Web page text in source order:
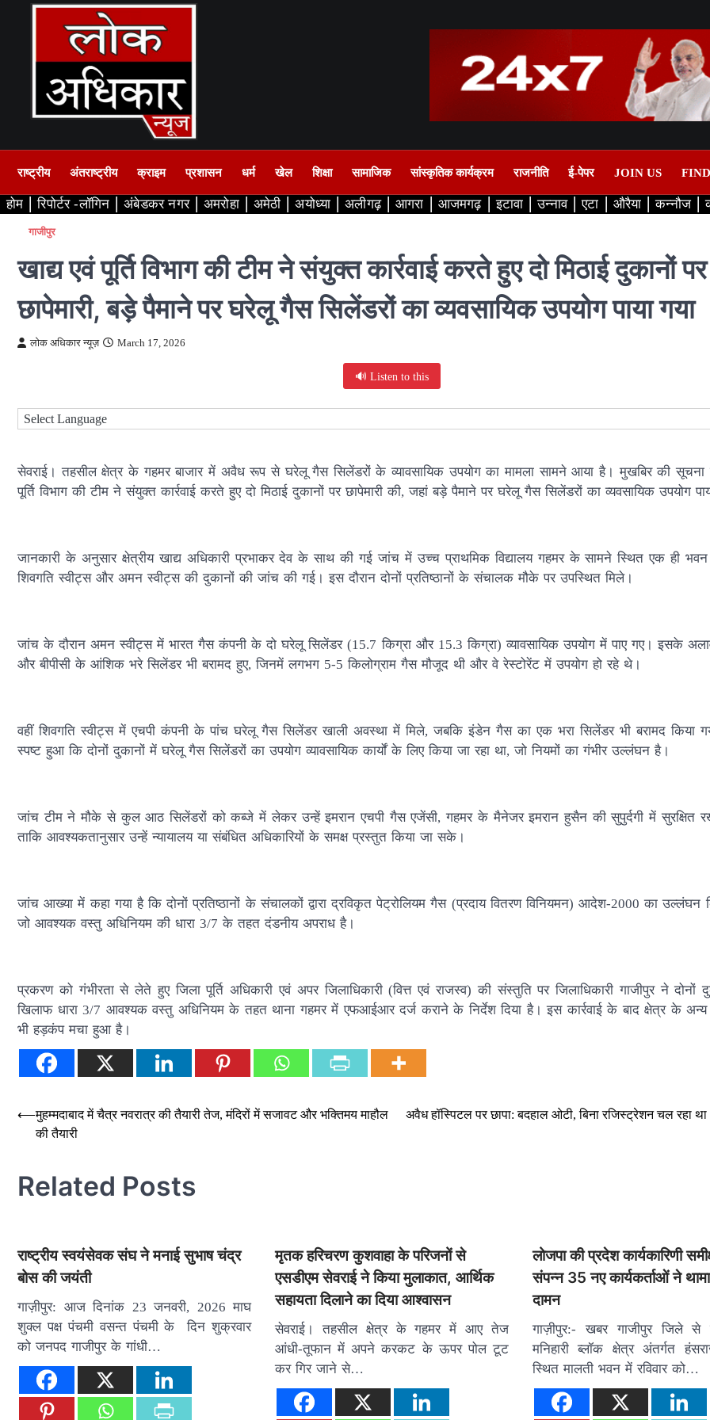
राष्ट्रीय अंतराष्ट्रीय क्राइम प्रशासन धर्म खेल शिक्षा सामाजिक सांस्कृतिक कार्यक्रम राजनीति ई-पेपर JOIN US
होम रिपोर्टर -लॉगिन अंबेडकर नगर अमरोहा अमेठी अयोध्या अलीगढ़ आगरा आजमगढ़ इटावा उन्नाव एटा औरैया कन्नौज
गाजीपुर
खाद्य एवं पूर्ति विभाग की टीम ने संयुक्त कार्रवाई करते हुए दो मिठाई दुकानों
छापेमारी, बड़े पैमाने पर घरेलू गैस सिलेंडरों का व्यवसायिक उपयोग पाया गया
लोक अधिकार न्यूज़ March 17, 2026
🔊 Listen to this
सेवराई। तहसील क्षेत्र के गहमर बाजार में अवैध रूप से घरेलू गैस सिलेंडरों के व्यावसायिक उपयोग का मामला सामने आया है। मुखबिर की सूचना
पूर्ति विभाग की टीम ने संयुक्त कार्रवाई करते हुए दो मिठाई दुकानों पर छापेमारी की, जहां बड़े पैमाने पर घरेलू गैस सिलेंडरों का व्यवसायिक उपयोग
जानकारी के अनुसार क्षेत्रीय खाद्य अधिकारी प्रभाकर देव के साथ की गई जांच में उच्च प्राथमिक विद्यालय गहमर के सामने स्थित एक ही
शिवगति स्वीट्स और अमन स्वीट्स की दुकानों की जांच की गई। इस दौरान दोनों प्रतिष्ठानों के संचालक मौके पर उपस्थित मिले।
जांच के दौरान अमन स्वीट्स में भारत गैस कंपनी के दो घरेलू सिलेंडर (15.7 किग्रा और 15.3 किग्रा) व्यावसायिक उपयोग में पाए गए। इसके
और बीपीसी के आंशिक भरे सिलेंडर भी बरामद हुए, जिनमें लगभग 5-5 किलोग्राम गैस मौजूद थी और वे रेस्टोरेंट में उपयोग हो रहे थे।
वहीं शिवगति स्वीट्स में एचपी कंपनी के पांच घरेलू गैस सिलेंडर खाली अवस्था में मिले, जबकि इंडेन गैस का एक भरा सिलेंडर भी बरामद किया
स्पष्ट हुआ कि दोनों दुकानों में घरेलू गैस सिलेंडरों का उपयोग व्यावसायिक कार्यों के लिए किया जा रहा था, जो नियमों का गंभीर उल्लंघन है।
जांच टीम ने मौके से कुल आठ सिलेंडरों को कब्जे में लेकर उन्हें इमरान एचपी गैस एजेंसी, गहमर के मैनेजर इमरान हुसैन की सुपुर्दगी में सुरक्षित
ताकि आवश्यकतानुसार उन्हें न्यायालय या संबंधित अधिकारियों के समक्ष प्रस्तुत किया जा सके।
जांच आख्या में कहा गया है कि दोनों प्रतिष्ठानों के संचालकों द्वारा द्रविकृत पेट्रोलियम गैस (प्रदाय वितरण विनियमन) आदेश-2000 का उल्लंघन
जो आवश्यक वस्तु अधिनियम की धारा 3/7 के तहत दंडनीय अपराध है।
प्रकरण को गंभीरता से लेते हुए जिला पूर्ति अधिकारी एवं अपर जिलाधिकारी (वित्त एवं राजस्व) की संस्तुति पर जिलाधिकारी गाजीपुर ने दोनों
खिलाफ धारा 3/7 आवश्यक वस्तु अधिनियम के तहत थाना गहमर में एफआईआर दर्ज कराने के निर्देश दिया है। इस कार्रवाई के बाद क्षेत्र के अन्य
भी हड़कंप मचा हुआ है।
Post
navigation
⟵मुहम्मदाबाद में चैत्र नवरात्र की तैयारी तेज, मंदिरों में सजावट और भक्तिमय माहौल
की तैयारी
अवैध हॉस्पिटल पर छापा: बदहाल ओटी, बिना रजिस्ट्रेशन चल रहा
Related Posts
राष्ट्रीय स्वयंसेवक संघ ने मनाई सुभाष चंद्र
बोस की जयंती
गाज़ीपुर: आज दिनांक 23 जनवरी, 2026 माघ
शुक्ल पक्ष पंचमी वसन्त पंचमी के दिन शुक्रवार
को जनपद गाजीपुर के गांधी…
मृतक हरिचरण कुशवाहा के परिजनों से
एसडीएम सेवराई ने किया मुलाकात, आर्थिक
सहायता दिलाने का दिया आश्वासन
सेवराई। तहसील क्षेत्र के गहमर में आए तेज
आंधी-तूफान में अपने करकट के ऊपर पोल टूट
कर गिर जाने से…
लोजपा की प्रदेश कार्यकारिणी
संपन्न 35 नए कार्यकर्ताओं ने थामा
दामन
गाज़ीपुर:- खबर गाजीपुर जिले
मनिहारी ब्लॉक क्षेत्र अंतर्गत
स्थित मालती भवन में रविवार को…